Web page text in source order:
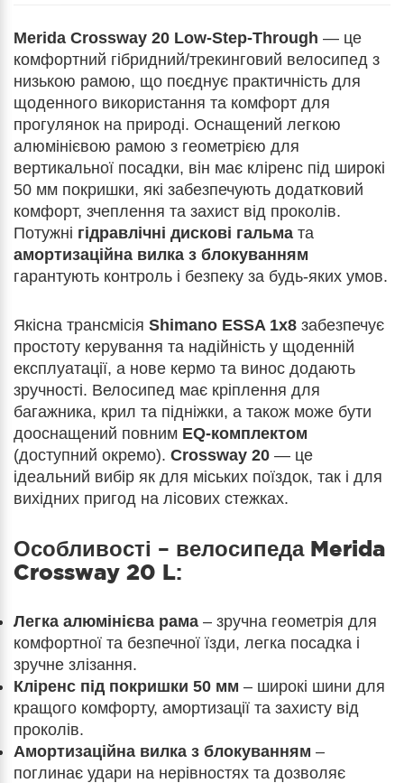
Merida Crossway 20 Low-Step-Through — це
комфортний гібридний/трекинговий велосипед з
низькою рамою, що поєднує практичність для
щоденного використання та комфорт для
прогулянок на природі. Оснащений легкою
алюмінієвою рамою з геометрією для
вертикальної посадки, він має кліренс під широкі
50 мм покришки, які забезпечують додатковий
комфорт, зчеплення та захист від проколів.
Потужні гідравлічні дискові гальма та
амортизаційна вилка з блокуванням
гарантують контроль і безпеку за будь-яких умов.
Якісна трансмісія Shimano ESSA 1x8 забезпечує
простоту керування та надійність у щоденній
експлуатації, а нове кермо та винос додають
зручності. Велосипед має кріплення для
багажника, крил та підніжки, а також може бути
дооснащений повним EQ-комплектом
(доступний окремо). Crossway 20 — це
ідеальний вибір як для міських поїздок, так і для
вихідних пригод на лісових стежках.
Особливості – велосипеда Merida
Crossway 20 L:
Легка алюмінієва рама – зручна геометрія для
комфортної та безпечної їзди, легка посадка і
зручне злізання.
Кліренс під покришки 50 мм – широкі шини для
кращого комфорту, амортизації та захисту від
проколів.
Амортизаційна вилка з блокуванням –
поглинає удари на нерівностях та дозволяє